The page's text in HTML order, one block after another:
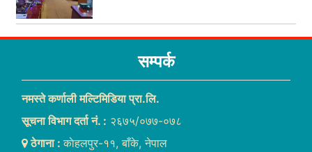
सम्पर्क
नमस्ते कर्णाली मल्टिमिडिया प्रा.लि.
सूचना विभाग दर्ता नं. : २६७५/०७७-०७८
ठेगाना :काेहलपुर-११, बाँके, नेपाल